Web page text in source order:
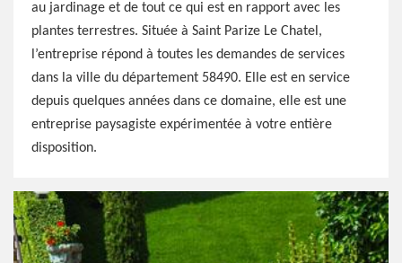
au jardinage et de tout ce qui est en rapport avec les
plantes terrestres. Située à Saint Parize Le Chatel,
l’entreprise répond à toutes les demandes de services
dans la ville du département 58490. Elle est en service
depuis quelques années dans ce domaine, elle est une
entreprise paysagiste expérimentée à votre entière
disposition.